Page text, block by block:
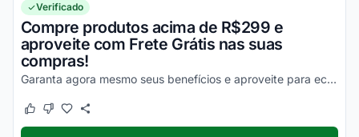
Verificado
Compre produtos acima de R$299 e
aproveite com Frete Grátis nas suas
compras!
Garanta agora mesmo seus benefícios e aproveite para economizar agora mesmo em todas as suas compras!
Este cupom funcionou
Este cupom não funcionou